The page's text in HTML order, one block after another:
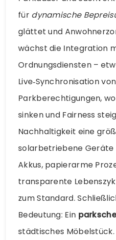
für dynamische
glättet und
wächst die Integration
Ordnungsdiensten –
Live‑Synchronisation von
Parkberechtigungen,
sinken und Fairness
Nachhaltigkeit eine
solarbetriebene
Akkus, papierarme
transparente
zum Standard.
Bedeutung: Ein
städtisches